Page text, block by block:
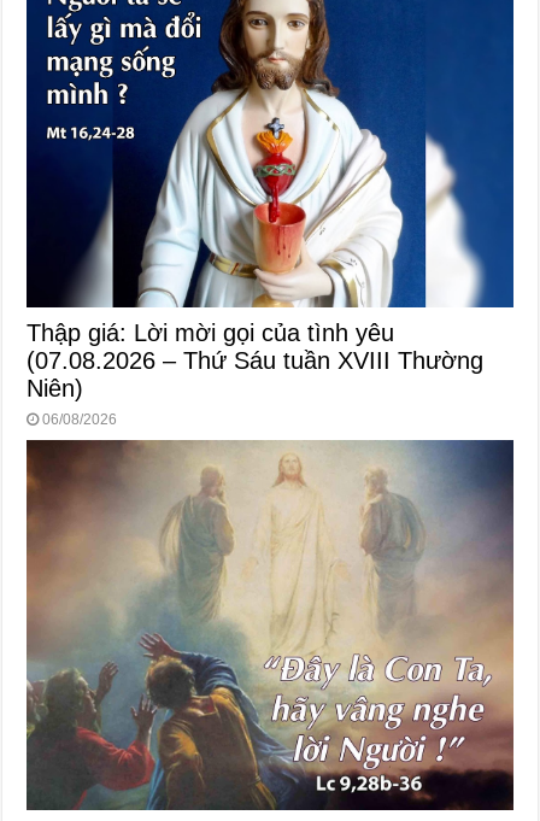
Thập giá: Lời mời gọi của tình yêu
(07.08.2026 – Thứ Sáu tuần XVIII Thường
Niên)
06/08/2026